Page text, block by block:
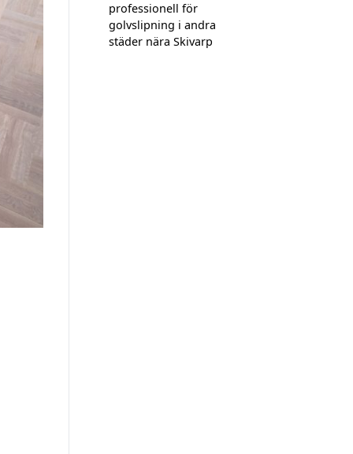
professionell för
golvslipning i andra
städer nära Skivarp